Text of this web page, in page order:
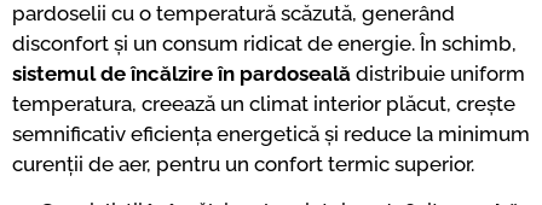
pardoselii cu o temperatură scăzută, generând
disconfort și un consum ridicat de energie. În schimb,
sistemul de încălzire în pardoseală distribuie uniform
temperatura, creează un climat interior plăcut, crește
semnificativ eficiența energetică și reduce la minimum
curenții de aer, pentru un confort termic superior.